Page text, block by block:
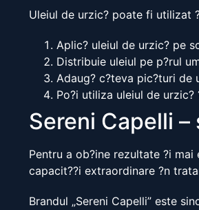
Uleiul de urzic? poate fi utilizat
Aplic? uleiul de urzic? pe
Distribuie uleiul pe p?rul
Adaug? c?teva pic?turi de
Po?i utiliza uleiul de
Sereni Capelli
Pentru a ob?ine rezultate ?i
capacit??i extraordinare ?n
Brandul „Sereni Capelli” este